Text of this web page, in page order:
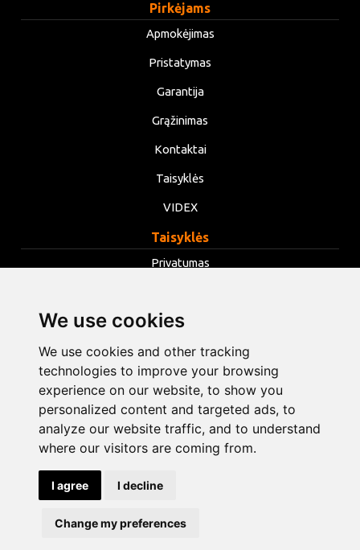
We use cookies
We use cookies and other tracking
technologies to improve your browsing
experience on our website, to show you
personalized content and targeted ads, to
analyze our website traffic, and to understand
where our visitors are coming from.
I agree I decline
Change my preferences
Pirkėjams
Apmokėjimas
Pristatymas
Garantija
Grąžinimas
Kontaktai
Taisyklės
VIDEX
Taisyklės
Privatumas
Slapukai
Keisti slapukų nustatymus
info@opentools.lv +371 26272360
Prekybos partneris: varle.lt